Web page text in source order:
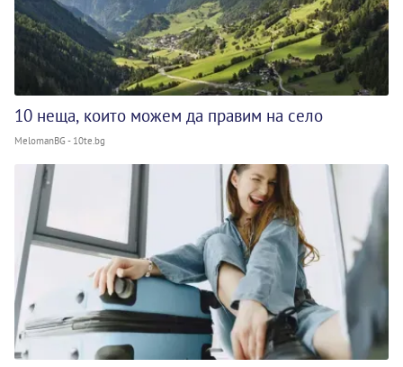
10 неща, които можем да правим на село
MelomanBG - 10te.bg